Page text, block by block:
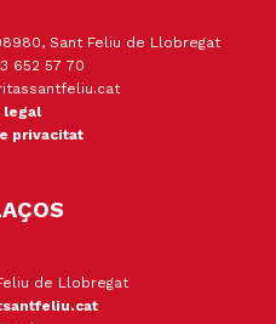
Sant Feliu de Llobregat
652 57 70
legal
privacitat
de Llobregat